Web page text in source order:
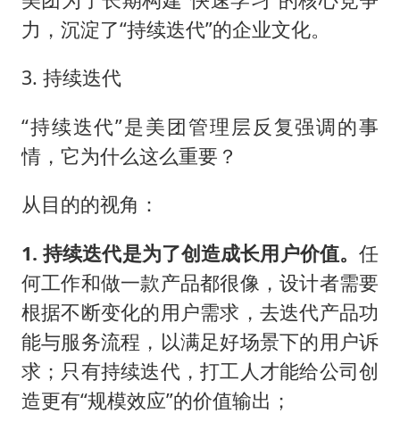
力，沉淀了“持续迭代”的企业文化。
3. 持续迭代
“持续迭代”是美团管理层反复强调的事
情，它为什么这么重要？
从目的的视角：
1. 持续迭代是为了创造成长用户价值。任
何工作和做一款产品都很像，设计者需要
根据不断变化的用户需求，去迭代产品功
能与服务流程，以满足好场景下的用户诉
求；只有持续迭代，打工人才能给公司创
造更有“规模效应”的价值输出；